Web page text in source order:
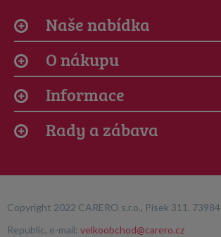
Naše nabídka
O nákupu
Informace
Rady a zábava
Copyright 2022 CARERO s.r.o., Písek 311,
Republic, e-mail: velkoobchod@carero.cz